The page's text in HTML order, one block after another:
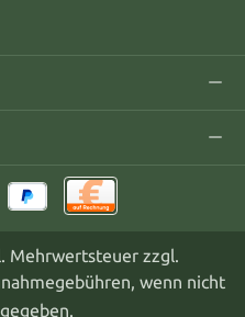
Mehrwertsteuer zzgl.
wenn nicht